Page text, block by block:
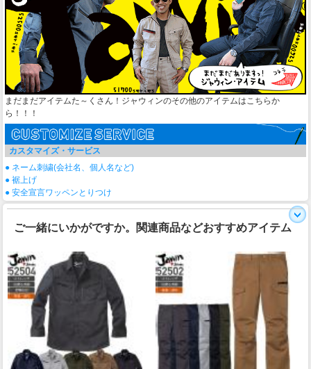
まだまだアイテムた～くさん！ジャウィンのその他のアイテムはこちらか
ら！！！
カスタマイズ・サービス
● ネーム刺繍(会社名、個人名など)
● 裾上げ
● 安全宣言ワッペンとりつけ
ご一緒にいかがですか。関連商品などおすすめアイテム